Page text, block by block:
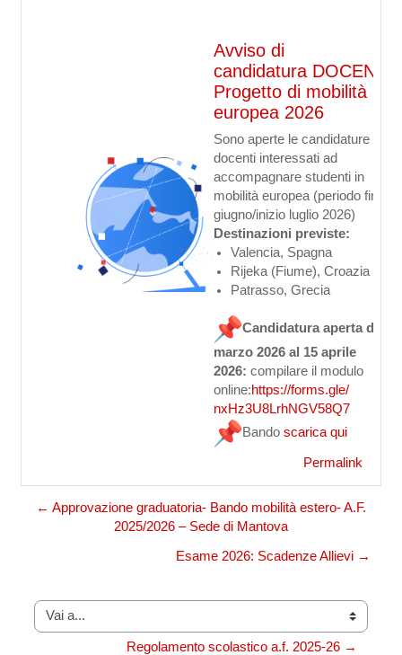
Avviso di
candidatura DOCENTI
Progetto di mobilità
europea 2026
Sono aperte le candidature per i
docenti interessati ad
accompagnare studenti in
mobilità europea (periodo fine
giugno/inizio luglio 2026)
Destinazioni previste:
Valencia, Spagna
Rijeka (Fiume), Croazia
Patrasso, Grecia
Candidatura aperta dal 24
marzo 2026 al 15 aprile
2026: compilare il modulo
online:https://forms.gle/
nxHz3U8LrhNGV58Q7
Bando scarica qui
Permalink
← Approvazione graduatoria- Bando mobilità estero- A.F.
2025/2026 – Sede di Mantova
Esame 2026: Scadenze Allievi →
Vai a...
Regolamento scolastico a.f. 2025-26 →